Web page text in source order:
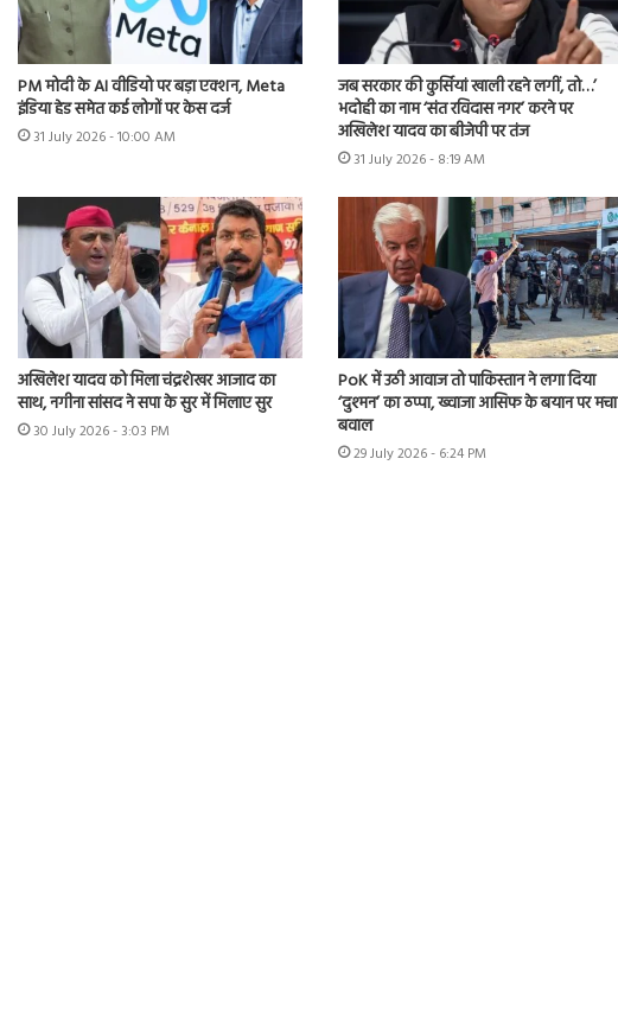
PM मोदी के AI वीडियो पर बड़ा एक्शन, Meta
इंडिया हेड समेत कई लोगों पर केस दर्ज
31 July 2026 - 10:00 AM
जब सरकार की कुर्सियां खाली रहने लगीं, तो…’
भदोही का नाम ‘संत रविदास नगर’ करने पर
अखिलेश यादव का बीजेपी पर तंज
31 July 2026 - 8:19 AM
अखिलेश यादव को मिला चंद्रशेखर आजाद का
साथ, नगीना सांसद ने सपा के सुर में मिलाए सुर
30 July 2026 - 3:03 PM
PoK में उठी आवाज तो पाकिस्तान ने लगा दिया
‘दुश्मन’ का ठप्पा, ख्वाजा आसिफ के बयान पर मचा
बवाल
29 July 2026 - 6:24 PM